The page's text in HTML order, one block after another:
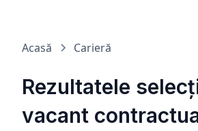
Acasă Carieră
Rezultatele
vacant